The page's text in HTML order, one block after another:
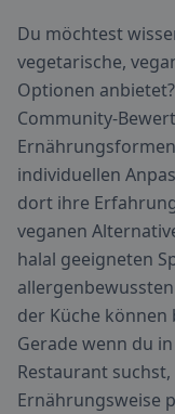
Du möchtest
vegetarische,
Optionen
Community-
individuellen
dort ihre
veganen
halal geeigneten
der Küche
Gerade wenn du
Restaurant
Ernährungsweise